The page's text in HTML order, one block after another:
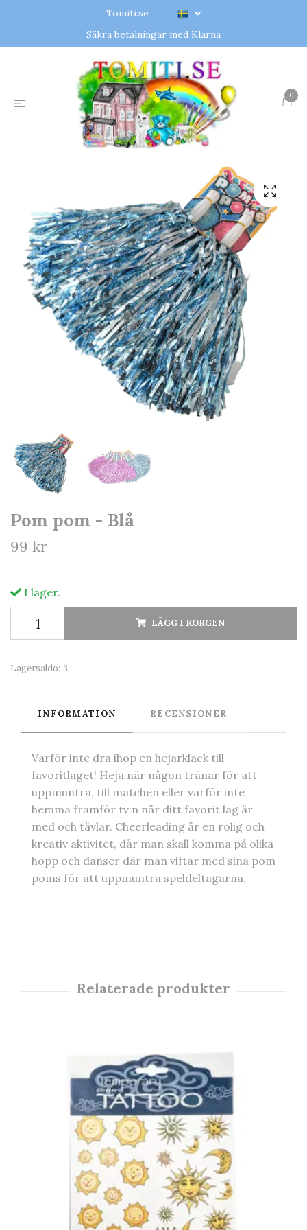
Tomiti.se
Säkra betalningar med Klarna
0
Pom pom - Blå
99 kr
I lager.
LÄGG I KORGEN
Lagersaldo: 3
INFORMATION RECENSIONER
Varför inte dra ihop en hejarklack till
favoritlaget! Heja när någon tränar för att
uppmuntra, till matchen eller varför inte
hemma framför tv:n när ditt favorit lag är
med och tävlar. Cheerleading är en rolig och
kreativ aktivitet, där man skall komma på olika
hopp och danser där man viftar med sina pom
poms för att uppmuntra speldeltagarna.